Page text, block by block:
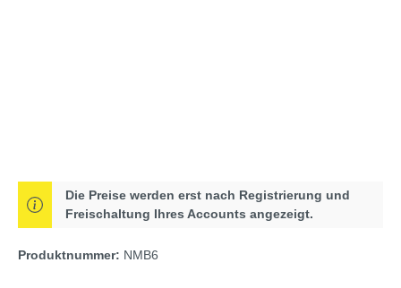
Die Preise werden erst nach Registrierung und
Freischaltung Ihres Accounts angezeigt.
Produktnummer: NMB6